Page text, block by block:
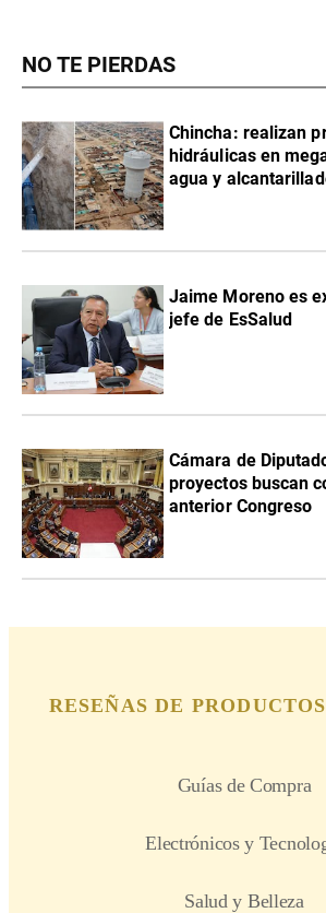
NO TE PIERDAS
Chincha: realizan
hidráulicas en
agua y
Jaime Moreno es
jefe de EsSalud
Cámara de
proyectos buscan
anterior Congreso